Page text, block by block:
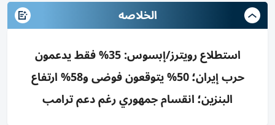
الخلاصه
استطلاع رويترز/إبسوس: 35% فقط يدعمون
حرب إيران؛ 50% يتوقعون فوضى و58% ارتفاع
البنزين؛ انقسام جمهوري رغم دعم ترامب